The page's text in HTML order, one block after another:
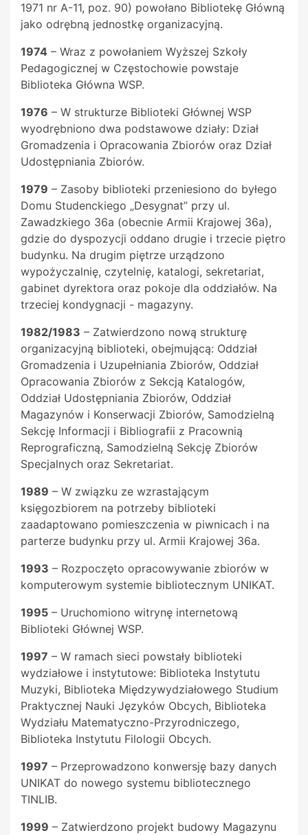
1971 nr A-11, poz. 90) powołano Bibliotekę Główną
jako odrębną jednostkę organizacyjną.
1974 – Wraz z powołaniem Wyższej Szkoły
Pedagogicznej w Częstochowie powstaje
Biblioteka Główna WSP.
1976 – W strukturze Biblioteki Głównej WSP
wyodrębniono dwa podstawowe działy: Dział
Gromadzenia i Opracowania Zbiorów oraz Dział
Udostępniania Zbiorów.
1979 – Zasoby biblioteki przeniesiono do byłego
Domu Studenckiego „Desygnat” przy ul.
Zawadzkiego 36a (obecnie Armii Krajowej 36a),
gdzie do dyspozycji oddano drugie i trzecie piętro
budynku. Na drugim piętrze urządzono
wypożyczalnię, czytelnię, katalogi, sekretariat,
gabinet dyrektora oraz pokoje dla oddziałów. Na
trzeciej kondygnacji - magazyny.
1982/1983 – Zatwierdzono nową strukturę
organizacyjną biblioteki, obejmującą: Oddział
Gromadzenia i Uzupełniania Zbiorów, Oddział
Opracowania Zbiorów z Sekcją Katalogów,
Oddział Udostępniania Zbiorów, Oddział
Magazynów i Konserwacji Zbiorów, Samodzielną
Sekcję Informacji i Bibliografii z Pracownią
Reprograficzną, Samodzielną Sekcję Zbiorów
Specjalnych oraz Sekretariat.
1989 – W związku ze wzrastającym
księgozbiorem na potrzeby biblioteki
zaadaptowano pomieszczenia w piwnicach i na
parterze budynku przy ul. Armii Krajowej 36a.
1993 – Rozpoczęto opracowywanie zbiorów w
komputerowym systemie bibliotecznym UNIKAT.
1995 – Uruchomiono witrynę internetową
Biblioteki Głównej WSP.
1997 – W ramach sieci powstały biblioteki
wydziałowe i instytutowe: Biblioteka Instytutu
Muzyki, Biblioteka Międzywydziałowego Studium
Praktycznej Nauki Języków Obcych, Biblioteka
Wydziału Matematyczno-Przyrodniczego,
Biblioteka Instytutu Filologii Obcych.
1997 – Przeprowadzono konwersję bazy danych
UNIKAT do nowego systemu bibliotecznego
TINLIB.
1999 – Zatwierdzono projekt budowy Magazynu